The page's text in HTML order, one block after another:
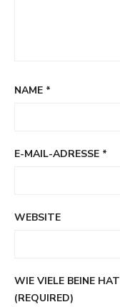
NAME *
E-MAIL-ADRESSE *
WEBSITE
WIE VIELE BEINE
(REQUIRED)